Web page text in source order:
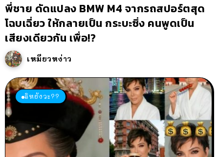
พี่ชาย ดัดแปลง BMW M4 จากรถสปอร์ตสุด
โฉบเฉี่ยว ให้กลายเป็น กระบะซิ่ง คนพูดเป็น
เสียงเดียวกัน เพื่อ!?
เหมียวหง่าว
อิหยังวะ??